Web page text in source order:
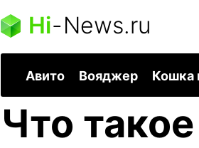
Hi-News.ru
Авито Вояджер Кошка
Что